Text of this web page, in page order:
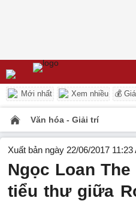
Mới nhất Xem nhiều 💰
Văn hóa - Giải trí
Xuất bản ngày 22/06/2017 11:23
Ngọc Loan
tiểu thư giữa